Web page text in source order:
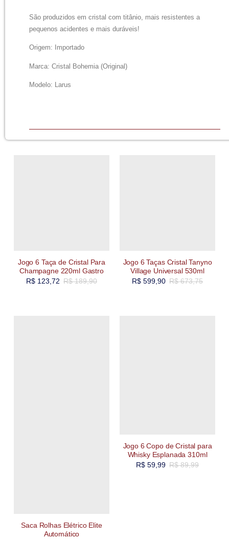
São produzidos em cristal com titânio, mais resistentes a
pequenos acidentes e mais duráveis!
Origem: Importado
Marca: Cristal Bohemia (Original)
Modelo: Larus
Jogo 6 Taça de Cristal Para
Champagne 220ml Gastro
R$189,90
R$123,72
Jogo 6 Taças Cristal Tanyno
Village Universal 530ml
R$673,75
R$599,90
Saca Rolhas Elétrico Elite
Automático
Jogo 6 Copo de Cristal para
Whisky Esplanada 310ml
R$89,99
R$59,99